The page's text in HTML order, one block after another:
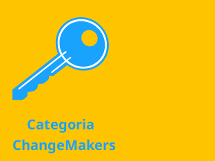
Categoria
ChangeMakers